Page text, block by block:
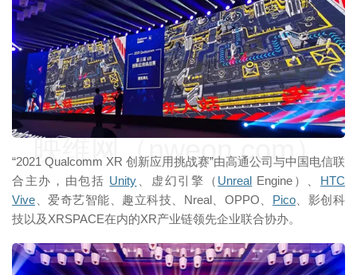
“2021 Qualcomm XR 创新应用挑战赛”由高通公司与中国电信联
合主办，由包括 Unity 、虚幻引擎（ Unreal Engine）、 HTC
Vive 、爱奇艺智能、趣立科技、Nreal、OPPO、 Pico、影创科
技以及XRSPACE在内的XR产业链领先企业联合协办。
映维网（nweon.com）